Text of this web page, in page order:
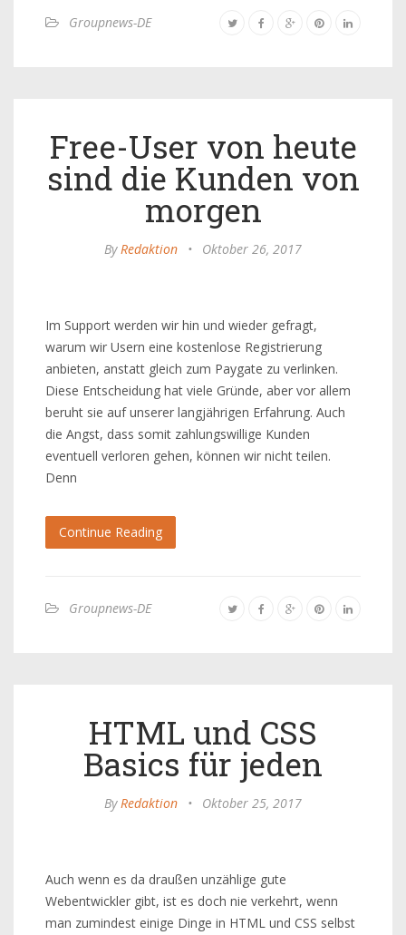
Groupnews-DE
Free-User von heute
sind die Kunden von
morgen
ByRedaktion • Oktober 26, 2017
Im Support werden wir hin und wieder gefragt,
warum wir Usern eine kostenlose Registrierung
anbieten, anstatt gleich zum Paygate zu verlinken.
Diese Entscheidung hat viele Gründe, aber vor allem
beruht sie auf unserer langjährigen Erfahrung. Auch
die Angst, dass somit zahlungswillige Kunden
eventuell verloren gehen, können wir nicht teilen.
Denn
Continue Reading
Groupnews-DE
HTML und CSS
Basics für jeden
ByRedaktion • Oktober 25, 2017
Auch wenn es da draußen unzählige gute
Webentwickler gibt, ist es doch nie verkehrt, wenn
man zumindest einige Dinge in HTML und CSS selbst